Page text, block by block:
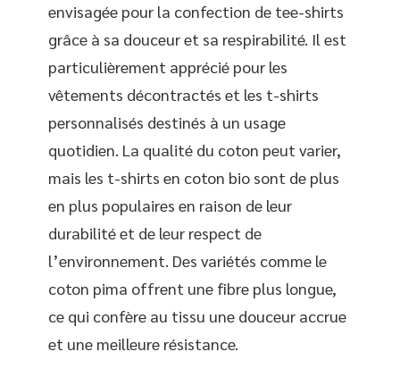
envisagée pour la confection de tee-shirts
grâce à sa douceur et sa respirabilité. Il est
particulièrement apprécié pour les
vêtements décontractés et les t-shirts
personnalisés destinés à un usage
quotidien. La qualité du coton peut varier,
mais les t-shirts en coton bio sont de plus
en plus populaires en raison de leur
durabilité et de leur respect de
l’environnement. Des variétés comme le
coton pima offrent une fibre plus longue,
ce qui confère au tissu une douceur accrue
et une meilleure résistance.